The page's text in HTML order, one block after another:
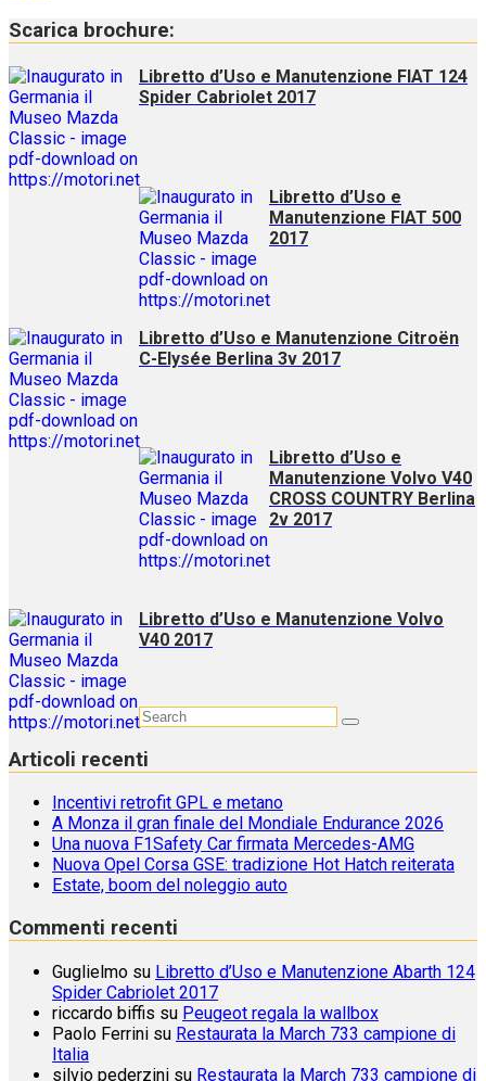
Scarica brochure:
Libretto d’Uso e Manutenzione FIAT 124
Spider Cabriolet 2017
Libretto d’Uso e
Manutenzione FIAT 500
2017
Libretto d’Uso e Manutenzione Citroën
C-Elysée Berlina 3v 2017
Libretto d’Uso e
Manutenzione Volvo V40
CROSS COUNTRY Berlina
2v 2017
Libretto d’Uso e Manutenzione Volvo
V40 2017
Articoli recenti
Incentivi retrofit GPL e metano
A Monza il gran finale del Mondiale Endurance 2026
Una nuova F1Safety Car firmata Mercedes-AMG
Nuova Opel Corsa GSE: tradizione Hot Hatch reiterata
Estate, boom del noleggio auto
Commenti recenti
Guglielmo su Libretto d’Uso e Manutenzione Abarth 124
Spider Cabriolet 2017
riccardo biffis su Peugeot regala la wallbox
Paolo Ferrini su Restaurata la March 733 campione di
Italia
silvio pederzini su Restaurata la March 733 campione di